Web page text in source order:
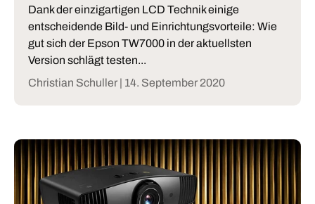
Dank der einzigartigen LCD Technik einige
entscheidende Bild- und Einrichtungsvorteile: Wie
gut sich der Epson TW7000 in der aktuellsten
Version schlägt testen...
Christian Schuller | 14. September 2020